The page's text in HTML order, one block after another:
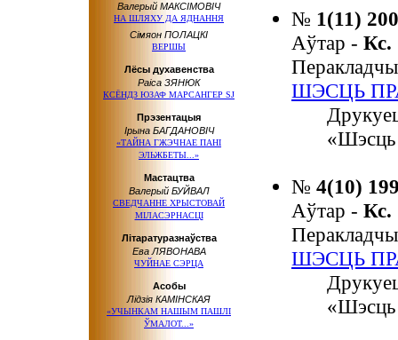
Валерый МАКСІМОВІЧ
НА ШЛЯХУ ДА ЯДНАННЯ
Сімяон ПОЛАЦКІ
ВЕРШЫ
Лёсы духавенства
Раіса ЗЯНЮК
КСЁНДЗ ЮЗАФ МАРСАНГЕР SJ
Прэзентацыя
Ірына БАГДАНОВІЧ
«ТАЙНА ГЖЭЧНАЕ ПАНІ
ЭЛЬЖБЕТЫ...»
Мастацтва
Валерый БУЙВАЛ
СВЕДЧАННЕ ХРЫСТОВАЙ
МІЛАСЭРНАСЦІ
Літаратуразнаўства
Ева ЛЯВОНАВА
ЧУЙНАЕ СЭРЦА
Асобы
Лідзія КАМІНСКАЯ
«УЧЫНКАМ НАШЫМ ПАШЛІ
ЎМАЛОТ...»
№ 1(11)
Аўтар -
ШЭСЦЬ
«Шэсць
№ 4(10)
Аўтар -
ШЭСЦЬ
«Шэсць